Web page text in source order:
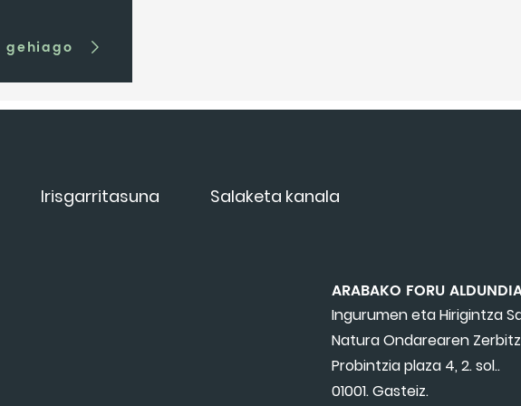
gehiago
Irisgarritasuna Salaketa kanala
ARABAKO FORU
Ingurumen eta Hirigintza
Natura Ondarearen
Probintzia plaza 4, 2. sol..
01001. Gasteiz.